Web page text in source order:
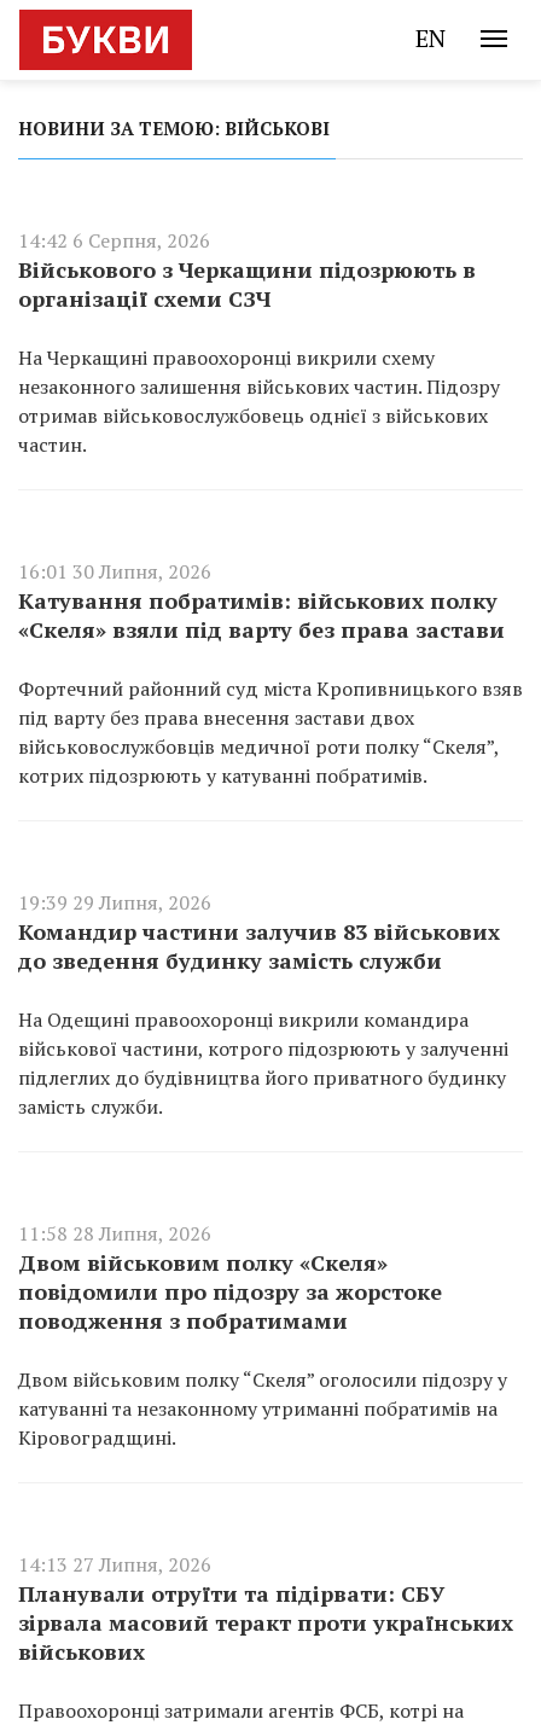
EN
НОВИНИ ЗА ТЕМОЮ: ВІЙСЬКОВІ
14:42 6 Серпня, 2026
Військового з Черкащини підозрюють в
організації схеми СЗЧ
На Черкащині правоохоронці викрили схему
незаконного залишення військових частин. Підозру
отримав військовослужбовець однієї з військових
частин.
16:01 30 Липня, 2026
Катування побратимів: військових полку
«Скеля» взяли під варту без права застави
Фортечний районний суд міста Кропивницького взяв
під варту без права внесення застави двох
військовослужбовців медичної роти полку “Скеля”,
котрих підозрюють у катуванні побратимів.
19:39 29 Липня, 2026
Командир частини залучив 83 військових
до зведення будинку замість служби
На Одещині правоохоронці викрили командира
військової частини, котрого підозрюють у залученні
підлеглих до будівництва його приватного будинку
замість служби.
11:58 28 Липня, 2026
Двом військовим полку «Скеля»
повідомили про підозру за жорстоке
поводження з побратимами
Двом військовим полку “Скеля” оголосили підозру у
катуванні та незаконному утриманні побратимів на
Кіровоградщині.
14:13 27 Липня, 2026
Планували отруїти та підірвати: СБУ
зірвала масовий теракт проти українських
військових
Правоохоронці затримали агентів ФСБ, котрі на